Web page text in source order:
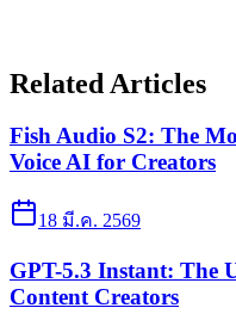
Related Articles
Fish Audio S2: The
Voice AI for Creators
18 มี.ค. 2569
GPT-5.3 Instant: The
Content Creators